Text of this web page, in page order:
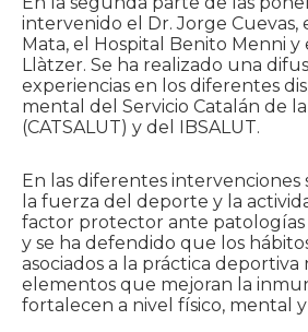
intervenido el Dr. Jorge
Mata, el Hospital Benito Menni y
Llàtzer. Se ha realizado una
experiencias en los diferentes
mental del Servicio Catalán de
(CATSALUT) y del IBSALUT.
En las diferentes intervenciones
la fuerza del deporte y la
factor protector ante
y se ha defendido que los
asociados a la práctica deportiva
elementos que mejoran la
fortalecen a nivel físico, mental y